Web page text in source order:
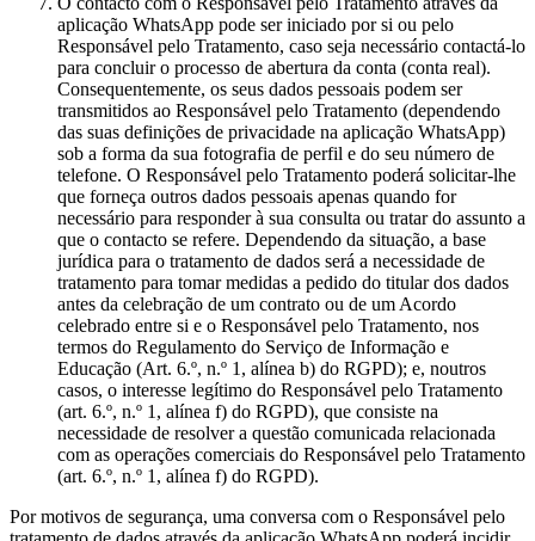
aplicação WhatsApp pode ser iniciado por si ou pelo
Responsável pelo Tratamento, caso seja necessário contactá-lo
para concluir o processo de abertura da conta (conta real).
Consequentemente, os seus dados pessoais podem ser
transmitidos ao Responsável pelo Tratamento (dependendo
das suas definições de privacidade na aplicação WhatsApp)
sob a forma da sua fotografia de perfil e do seu número de
telefone. O Responsável pelo Tratamento poderá solicitar-lhe
que forneça outros dados pessoais apenas quando for
necessário para responder à sua consulta ou tratar do assunto a
que o contacto se refere. Dependendo da situação, a base
jurídica para o tratamento de dados será a necessidade de
tratamento para tomar medidas a pedido do titular dos dados
antes da celebração de um contrato ou de um Acordo
celebrado entre si e o Responsável pelo Tratamento, nos
termos do Regulamento do Serviço de Informação e
Educação (Art. 6.º, n.º 1, alínea b) do RGPD); e, noutros
casos, o interesse legítimo do Responsável pelo Tratamento
(art. 6.º, n.º 1, alínea f) do RGPD), que consiste na
necessidade de resolver a questão comunicada relacionada
com as operações comerciais do Responsável pelo Tratamento
(art. 6.º, n.º 1, alínea f) do RGPD).
Por motivos de segurança, uma conversa com o Responsável pelo